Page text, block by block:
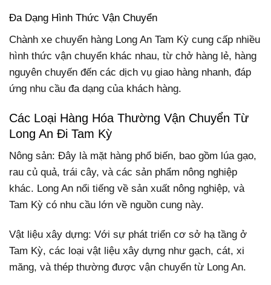
Đa Dạng Hình Thức Vận Chuyển
Chành xe chuyển hàng Long An Tam Kỳ cung cấp nhiều
hình thức vận chuyển khác nhau, từ chở hàng lẻ, hàng
nguyên chuyến đến các dịch vụ giao hàng nhanh, đáp
ứng nhu cầu đa dạng của khách hàng.
Các Loại Hàng Hóa Thường Vận Chuyển Từ
Long An Đi Tam Kỳ
Nông sản: Đây là mặt hàng phổ biến, bao gồm lúa gạo,
rau củ quả, trái cây, và các sản phẩm nông nghiệp
khác. Long An nổi tiếng về sản xuất nông nghiệp, và
Tam Kỳ có nhu cầu lớn về nguồn cung này.
Vật liệu xây dựng: Với sự phát triển cơ sở hạ tầng ở
Tam Kỳ, các loại vật liệu xây dựng như gạch, cát, xi
măng, và thép thường được vận chuyển từ Long An.